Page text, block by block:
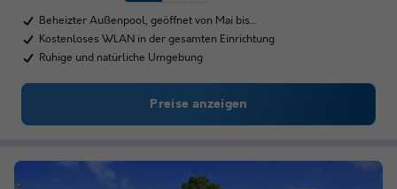
Beheizter Außenpool, geöffnet von Mai bis…
Kostenloses WLAN in der gesamten Einrichtung
Ruhige und natürliche Umgebung
Preise anzeigen